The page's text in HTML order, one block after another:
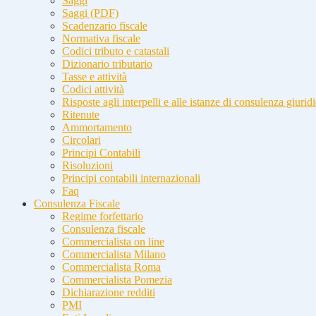
Saggi (PDF)
Scadenzario fiscale
Normativa fiscale
Codici tributo e catastali
Dizionario tributario
Tasse e attività
Codici attività
Risposte agli interpelli e alle istanze di consulenza
Ritenute
Ammortamento
Circolari
Principi Contabili
Risoluzioni
Principi contabili internazionali
Faq
Consulenza Fiscale
Regime forfettario
Consulenza fiscale
Commercialista on line
Commercialista Milano
Commercialista Roma
Commercialista Pomezia
Dichiarazione redditi
PMI